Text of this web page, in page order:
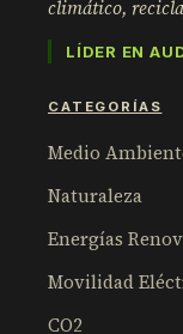
climático,
LÍDER EN
CATEGORÍAS
Medio
Naturaleza
Energías
Movilidad
CO2